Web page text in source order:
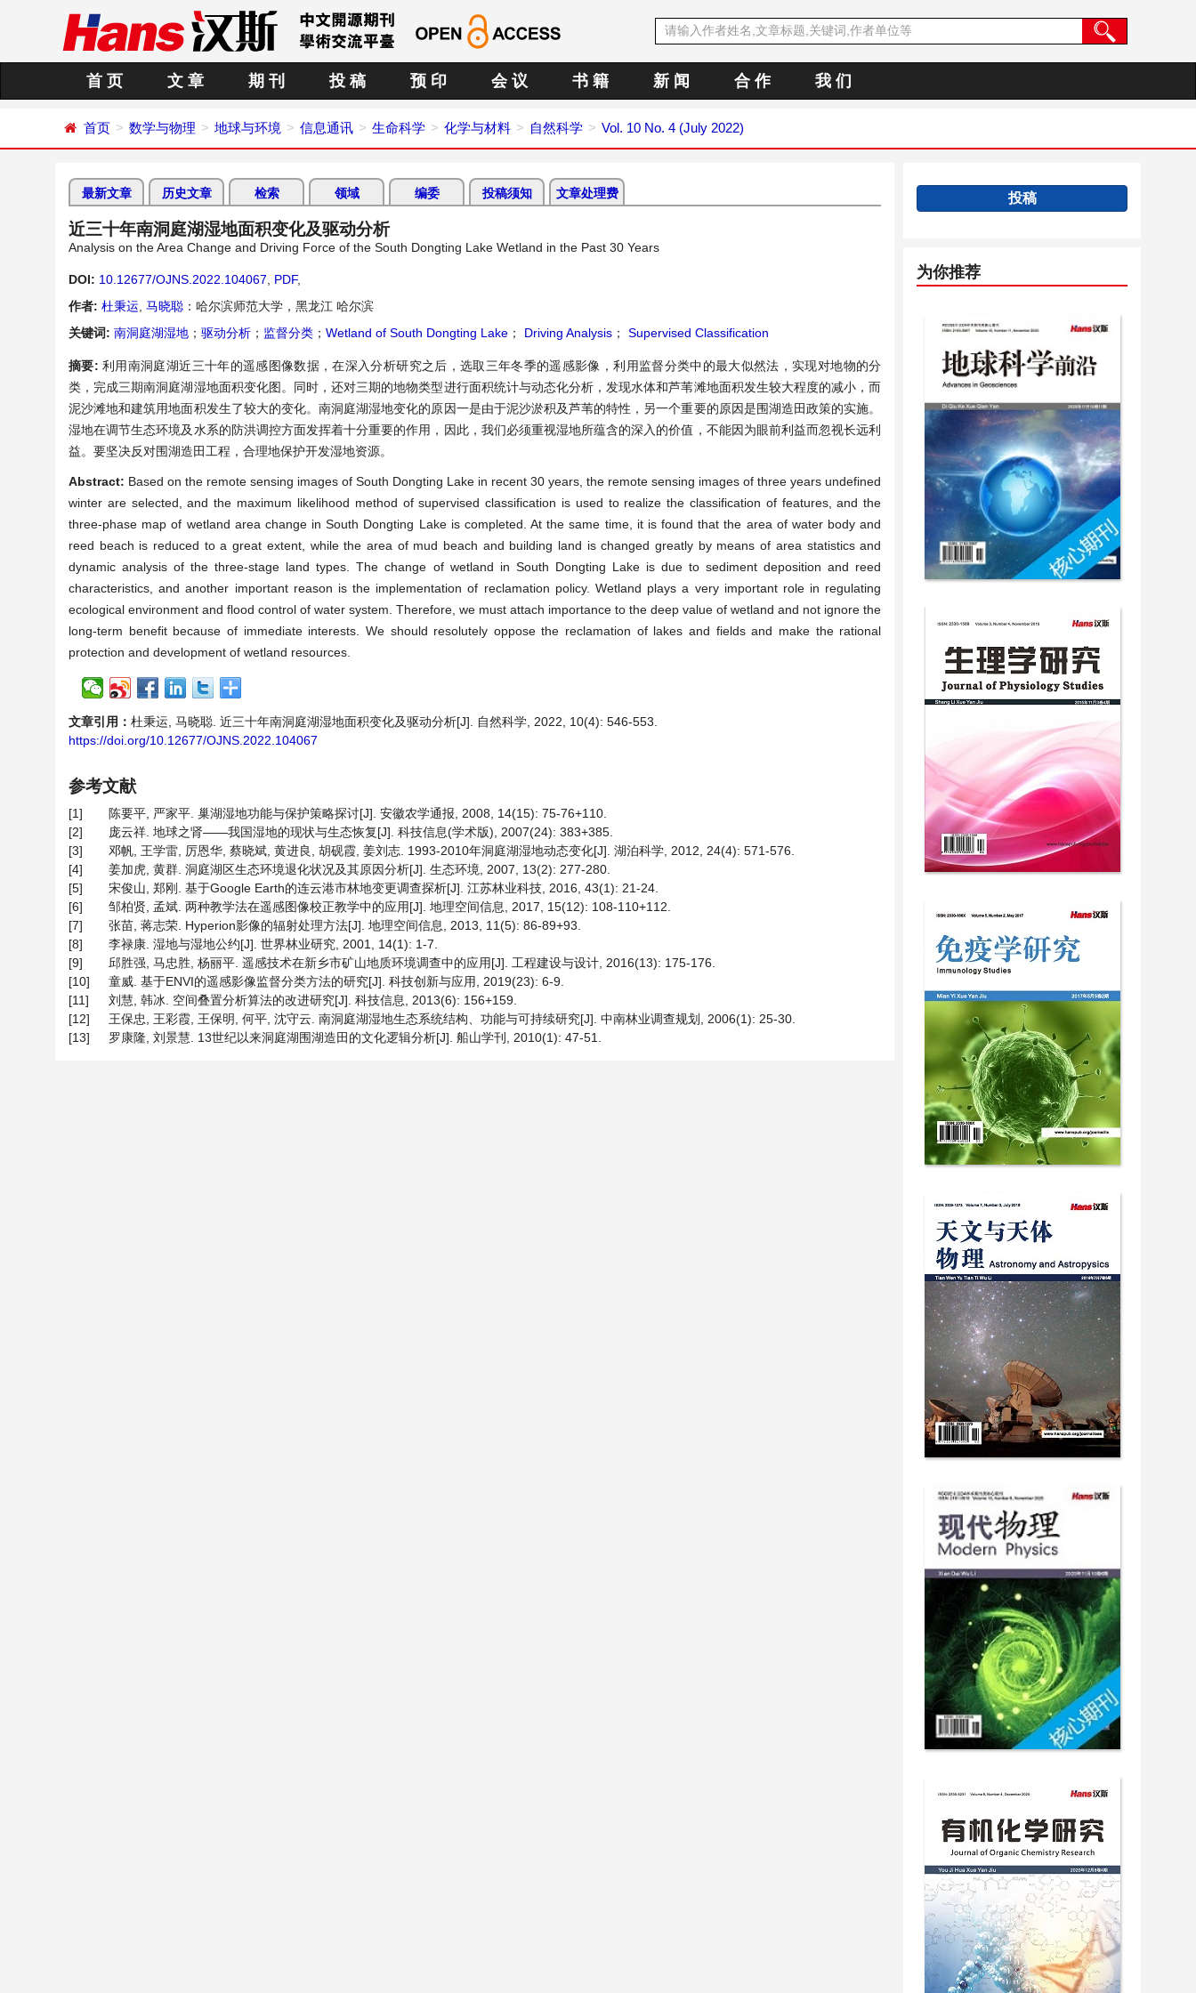
首 页 文 章 期 刊 投 稿 预 印 会 议 书 籍 新 闻 合 作 我 们
首页 数学与物理 地球与环境 信息通讯 生命科学 化学与材料 自然科学 Vol. 10 No. 4 (July 2022)
最新文章 历史文章 检索 领域 编委 投稿须知 文章处理费
近三十年南洞庭湖湿地面积变化及驱动分析
Analysis on the Area Change and Driving Force of the South Dongting Lake Wetland in the Past 30 Years
DOI: 10.12677/OJNS.2022.104067 PDF,
作者: 杜秉运 马晓聪 ：哈尔滨师范大学，黑龙江 哈尔滨
关键词: 南洞庭湖湿地 ； 驱动分析 ； 监督分类 ； Wetland of South Dongting Lake ； Driving Analysis ； Supervised Classification
摘要:利用南洞庭湖近三十年的遥感图像数据，在深入分析研究之后，选取三年冬季的遥感影像，利用监督分类中的最大似然法，实现对地物的分
类，完成三期南洞庭湖湿地面积变化图。同时，还对三期的地物类型进行面积统计与动态化分析，发现水体和芦苇滩地面积发生较大程度的减小，而
泥沙滩地和建筑用地面积发生了较大的变化。南洞庭湖湿地变化的原因一是由于泥沙淤积及芦苇的特性，另一个重要的原因是围湖造田政策的实施。
湿地在调节生态环境及水系的防洪调控方面发挥着十分重要的作用，因此，我们必须重视湿地所蕴含的深入的价值，不能因为眼前利益而忽视长远利
益。要坚决反对围湖造田工程，合理地保护开发湿地资源。
Abstract: Based on the remote sensing images of South Dongting Lake in recent 30 years, the remote sensing images of three years undefined
winter are selected, and the maximum likelihood method of supervised classification is used to realize the classification of features, and the
three-phase map of wetland area change in South Dongting Lake is completed. At the same time, it is found that the area of water body and
reed beach is reduced to a great extent, while the area of mud beach and building land is changed greatly by means of area statistics and
dynamic analysis of the three-stage land types. The change of wetland in South Dongting Lake is due to sediment deposition and reed
characteristics, and another important reason is the implementation of reclamation policy. Wetland plays a very important role in regulating
ecological environment and flood control of water system. Therefore, we must attach importance to the deep value of wetland and not ignore the
long-term benefit because of immediate interests. We should resolutely oppose the reclamation of lakes and fields and make the rational
protection and development of wetland resources.
文章引用： 杜秉运, 马晓聪. 近三十年南洞庭湖湿地面积变化及驱动分析[J]. 自然科学, 2022, 10(4): 546-553.
https://doi.org/10.12677/OJNS.2022.104067
参考文献
[1]
陈要平, 严家平. 巢湖湿地功能与保护策略探讨[J]. 安徽农学通报, 2008, 14(15): 75-76+110.
[2]
庞云祥. 地球之肾——我国湿地的现状与生态恢复[J]. 科技信息(学术版), 2007(24): 383+385.
[3]
邓帆, 王学雷, 厉恩华, 蔡晓斌, 黄进良, 胡砚霞, 姜刘志. 1993-2010年洞庭湖湿地动态变化[J]. 湖泊科学, 2012, 24(4): 571-576.
[4]
姜加虎, 黄群. 洞庭湖区生态环境退化状况及其原因分析[J]. 生态环境, 2007, 13(2): 277-280.
[5]
宋俊山, 郑刚. 基于Google Earth的连云港市林地变更调查探析[J]. 江苏林业科技, 2016, 43(1): 21-24.
[6]
邹柏贤, 孟斌. 两种教学法在遥感图像校正教学中的应用[J]. 地理空间信息, 2017, 15(12): 108-110+112.
[7]
张苗, 蒋志荣. Hyperion影像的辐射处理方法[J]. 地理空间信息, 2013, 11(5): 86-89+93.
[8]
李禄康. 湿地与湿地公约[J]. 世界林业研究, 2001, 14(1): 1-7.
[9]
邱胜强, 马忠胜, 杨丽平. 遥感技术在新乡市矿山地质环境调查中的应用[J]. 工程建设与设计, 2016(13): 175-176.
[10]
童威. 基于ENVI的遥感影像监督分类方法的研究[J]. 科技创新与应用, 2019(23): 6-9.
[11]
刘慧, 韩冰. 空间叠置分析算法的改进研究[J]. 科技信息, 2013(6): 156+159.
[12]
王保忠, 王彩霞, 王保明, 何平, 沈守云. 南洞庭湖湿地生态系统结构、功能与可持续研究[J]. 中南林业调查规划, 2006(1): 25-30.
[13]
罗康隆, 刘景慧. 13世纪以来洞庭湖围湖造田的文化逻辑分析[J]. 船山学刊, 2010(1): 47-51.
投稿
为你推荐